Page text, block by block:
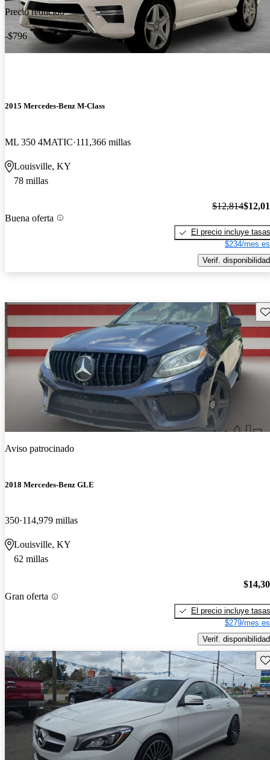
Precio reducido
-$796
2015 Mercedes-Benz M-Class
ML 350 4MATIC 111,366 millas
Louisville, KY
78 millas
Buena oferta
$12,814
El precio incluye tasas
$234/mes
Verif. disponibilidad
Aviso patrocinado
2018 Mercedes-Benz GLE
350 114,979 millas
Louisville, KY
62 millas
Gran oferta
El precio incluye tasas
$279/mes
Verif. disponibilidad